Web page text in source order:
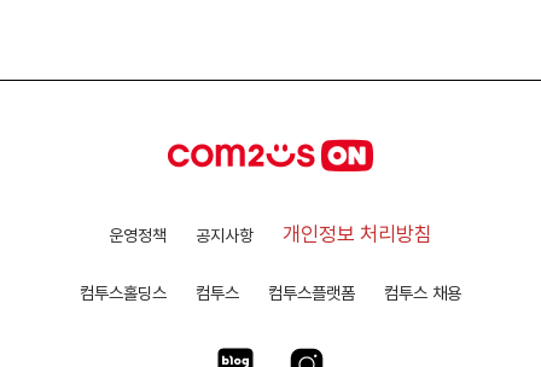
운영정책 공지사항 개인정보 처리방침
컴투스홀딩스 컴투스 컴투스플랫폼 컴투스 채용